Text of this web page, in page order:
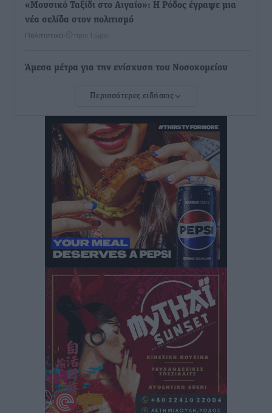
«Μουσικό Ταξίδι στο Αιγαίο»: Η Ρόδος έγραψε μια
νέα σελίδα στον πολιτισμό
Πολιτιστικά πριν 1 ώρα
Άμεσα μέτρα για την ενίσχυση του Νοσοκομείου
ανακοίνωσε ο Άδωνις Γεωργιάδης
Iατρικός Σύλλογος Ροδου προς Α. Γεωργιάδη:
Στρατηγικές Προτάσεις για την Ενίσχυση της
Δημόσιας Υγείας στη Νησιωτική Ελλάδα και στα
Νοσοκομεία της Γ΄ Ζώνης
Τοπικές Ειδήσεις• πριν 2 ώρες
Πάνθηρες: Ξεκίνησαν αισιόδοξοι για την παρθενική
“πτήση” τους
Αθλητικά• πριν 2 ώρες
Άρης Αρχαγγέλου: Στο πλευρό του άτυχου Ιάκωβου
πριν 2 ώρες
Φοίβος: Η μεγάλη επιστροφή του Μπρένο Σαλβατιέρα
Αθλητικά• πριν 2 ώρες
Κλεάνθης: Έτοιμες οι κάρτες διαρκείας της νέας
Περισσότερες ειδήσεις